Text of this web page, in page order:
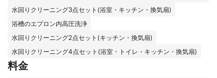
水周り3点セット、5点セットもございます。
単品で頼むよりかはお得になっています。
この機会に是非お試しください。
お気軽にお問い合わせください。
これまでの実績
水回りクリーニング3点セット(浴室・キッチン・換気扇)
浴槽のエプロン内高圧洗浄
水回りクリーニング2点セット(キッチン・換気扇)
水回りクリーニング4点セット(浴室・トイレ・キッチン・換気扇)
料金